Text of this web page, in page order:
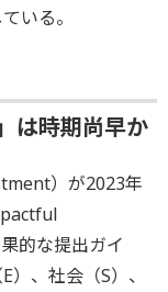
いる。
は時期尚早か
）が2023年
的な提出ガイ
、社会（S）、